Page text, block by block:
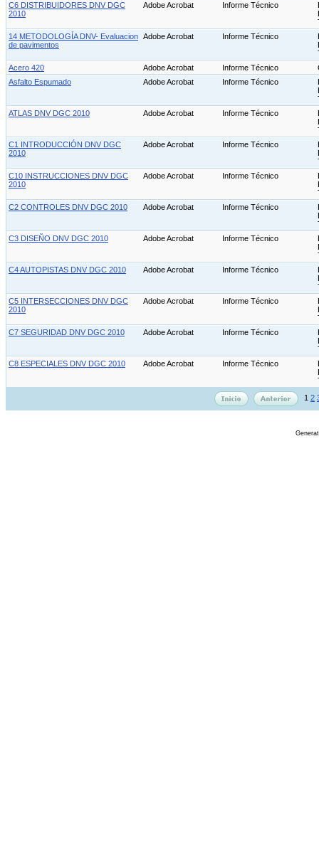
C6 DISTRIBUIDORES DNV DGC
2010
Adobe Acrobat Informe Técnico
14 METODOLOGÍA DNV- Evaluacion
de pavimentos
Adobe Acrobat Informe Técnico
Acero 420
Adobe Acrobat Informe Técnico
Asfalto Espumado
Adobe Acrobat Informe Técnico
ATLAS DNV DGC 2010
Adobe Acrobat Informe Técnico
C1 INTRODUCCIÓN DNV DGC
2010
Adobe Acrobat Informe Técnico
C10 INSTRUCCIONES DNV DGC
2010
Adobe Acrobat Informe Técnico
C2 CONTROLES DNV DGC 2010
Adobe Acrobat Informe Técnico
C3 DISEÑO DNV DGC 2010
Adobe Acrobat Informe Técnico
C4 AUTOPISTAS DNV DGC 2010
Adobe Acrobat Informe Técnico
C5 INTERSECCIONES DNV DGC
2010
Adobe Acrobat Informe Técnico
C7 SEGURIDAD DNV DGC 2010
Adobe Acrobat Informe Técnico
C8 ESPECIALES DNV DGC 2010
Adobe Acrobat Informe Técnico
1 2